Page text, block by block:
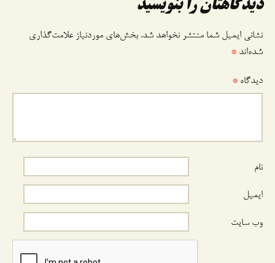
دیدگاهتان را بنویسید
نشانی ایمیل شما منتشر نخواهد شد. بخش‌های موردنیاز علامت‌گذاری
شده‌اند *
دیدگاه *
نام
ایمیل
وب‌ سایت